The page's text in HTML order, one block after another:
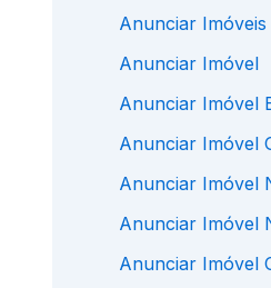
Anunciar
Anunciar Imóvel
Anunciar Imóvel
Anunciar Imóvel
Anunciar Imóvel
Anunciar Imóvel
Anunciar Imóvel